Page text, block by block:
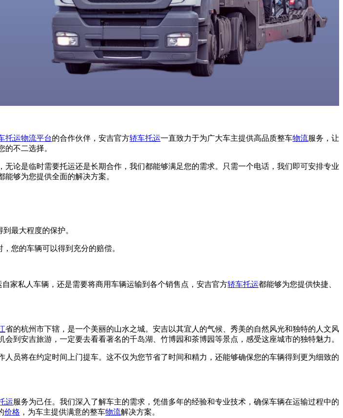
托运物流平台的合作伙伴，安吉官方轿车托运一直致力于为广大车主提供高品质整车物流服务，让
的不二选择。
无论是临时需要托运还是长期合作，我们都能够满足您的需求。只需一个电话，我们即可安排专业
够为您提供全面的解决方案。
最大程度的保护。
您的车辆可以得到充分的赔偿。
家私人车辆，还是需要将商用车辆运输到各个销售点，安吉官方轿车托运都能够为您提供快捷、
省的杭州市下辖，是一个美丽的山水之城。安吉以其宜人的气候、秀美的自然风光和独特的人文风
到安吉旅游，一定要去看看著名的千岛湖、竹博园和茶博园等景点，感受这座城市的独特魅力。
人员将在约定时间上门提车。这不仅为您节省了时间和精力，还能够确保您的车辆得到更为细致的
运服务为己任。我们深入了解车主的需求，凭借多年的经验和专业技术，确保车辆在运输过程中的
价格 ，为车主提供满意的整车物流解决方案。